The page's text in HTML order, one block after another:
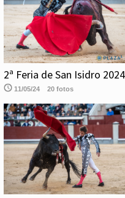
2ª Feria de San Isidro 2024
11/05/24 20 fotos